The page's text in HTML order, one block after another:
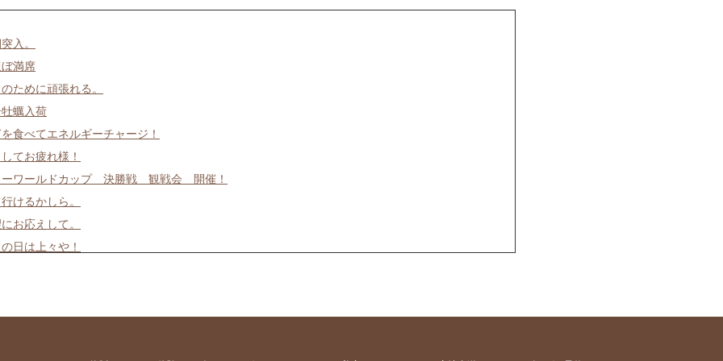
入。
満席
ために頑張れる。
蠣入荷
食べてエネルギーチャージ！
てお疲れ様！
ーワールドカップ 決勝戦 観戦会 開催！
けるかしら。
お応えして。
日は上々や！
めんあります。